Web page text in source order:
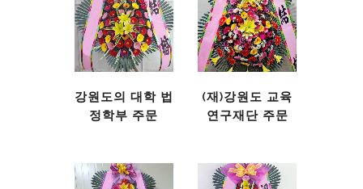
강원도의 대학 법
정학부 주문
(재)강원도 교육
연구재단 주문